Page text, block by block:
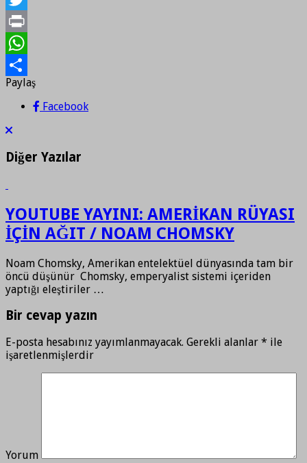
Twitter
Print
WhatsApp
Paylaş
Paylaş
Facebook
Diğer Yazılar
YOUTUBE YAYINI: AMERİKAN RÜYASI
İÇİN AĞIT / NOAM CHOMSKY
Noam Chomsky, Amerikan entelektüel dünyasında tam bir
öncü düşünür Chomsky, emperyalist sistemi içeriden
yaptığı eleştiriler …
Bir cevap yazın
E-posta hesabınız yayımlanmayacak. Gerekli alanlar * ile
işaretlenmişlerdir
Yorum